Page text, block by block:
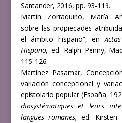
Santander, 2016, pp. 93-119.
Martín Zorraquino, María
sobre las propiedades
el ámbito hispano”, en
Hispano, ed. Ralph Penny,
115-126.
Martínez Pasamar,
variación concepcional y
epistolario popular (España,
diasystématiques et leurs
langues romanes,ed. Kirsten